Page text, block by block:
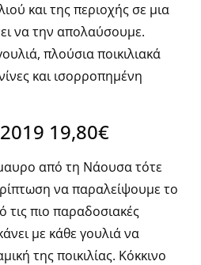
και της περιοχής σε μια
να την απολαύσουμε.
πλούσια ποικιλιακά
και ισορροπημένη
19,80€
από τη Νάουσα τότε
να παραλείψουμε το
πιο παραδοσιακές
με κάθε γουλιά να
της ποικιλίας. Κόκκινο